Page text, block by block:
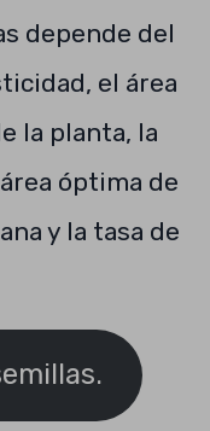
depende del
el área
la planta, la
óptima de
y la tasa de